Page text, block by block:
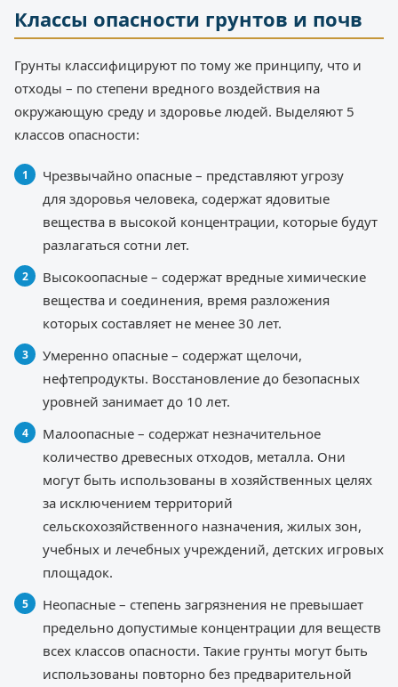
Классы опасности грунтов и почв
Грунты классифицируют по тому же принципу, что и
отходы – по степени вредного воздействия на
окружающую среду и здоровье людей. Выделяют 5
классов опасности:
Чрезвычайно опасные – представляют угрозу
для здоровья человека, содержат ядовитые
вещества в высокой концентрации, которые будут
разлагаться сотни лет.
Высокоопасные – содержат вредные химические
вещества и соединения, время разложения
которых составляет не менее 30 лет.
Умеренно опасные – содержат щелочи,
нефтепродукты. Восстановление до безопасных
уровней занимает до 10 лет.
Малоопасные – содержат незначительное
количество древесных отходов, металла. Они
могут быть использованы в хозяйственных целях
за исключением территорий
сельскохозяйственного назначения, жилых зон,
учебных и лечебных учреждений, детских игровых
площадок.
Неопасные – степень загрязнения не превышает
предельно допустимые концентрации для веществ
всех классов опасности. Такие грунты могут быть
использованы повторно без предварительной